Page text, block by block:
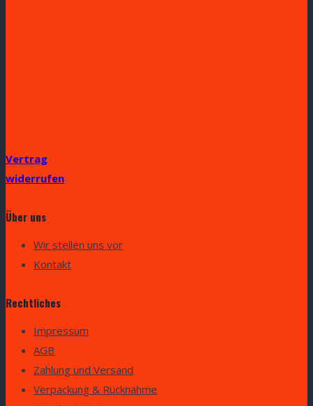
Vertrag
widerrufen
Über uns
Wir stellen uns vor
Kontakt
Rechtliches
Impressum
AGB
Zahlung und Versand
Verpackung & Rücknahme